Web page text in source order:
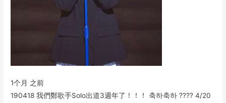
1个月 之前
190418 我們鄭歌手Solo出道3週年了！！！ 축하축하 ???? 4/20